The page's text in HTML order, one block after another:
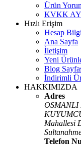
Ürün
KVKK
Hızlı Erişim
Hesap
Ana Sayfa
İletişim
Yeni
Blog
İndirimli
HAKKIMIZDA
Adres
OSMANLI
Mahallesi
Telefon